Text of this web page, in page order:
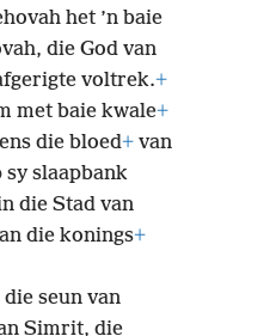
het ’n baie
die God van
voltrek.+
met baie kwale+
die bloed+ van
sy slaapbank
die Stad van
die konings+
die seun van
Simrit, die